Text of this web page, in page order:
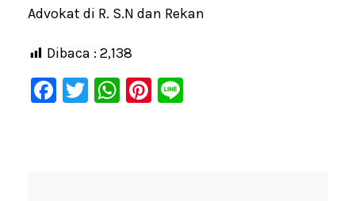
Advokat di R. S.N dan Rekan
Dibaca : 2,138
F
T
W Pi